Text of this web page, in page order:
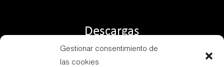
Gestionar consentimiento de
las cookies
Descargas